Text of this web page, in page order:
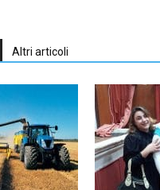
Altri articoli